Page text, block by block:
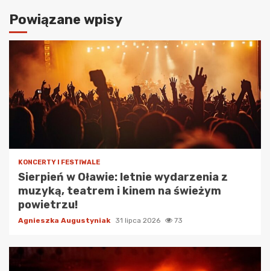
Powiązane wpisy
KONCERTY I FESTIWALE
Sierpień w Oławie: letnie wydarzenia z
muzyką, teatrem i kinem na świeżym
powietrzu!
Agnieszka Augustyniak 31 lipca 2026 73